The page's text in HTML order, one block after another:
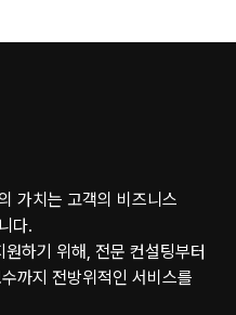
가치는 고객의 비즈니스
다.
하기 위해, 전문 컨설팅부터
까지 전방위적인 서비스를